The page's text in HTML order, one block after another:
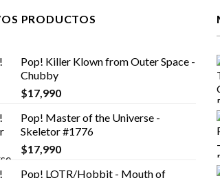
PRODUCTOS
Pop! Killer Klown from Outer Space -
Chubby
$17,990
Pop! Master of the Universe -
Skeletor #1776
$17,990
Pop! LOTR/Hobbit - Mouth of